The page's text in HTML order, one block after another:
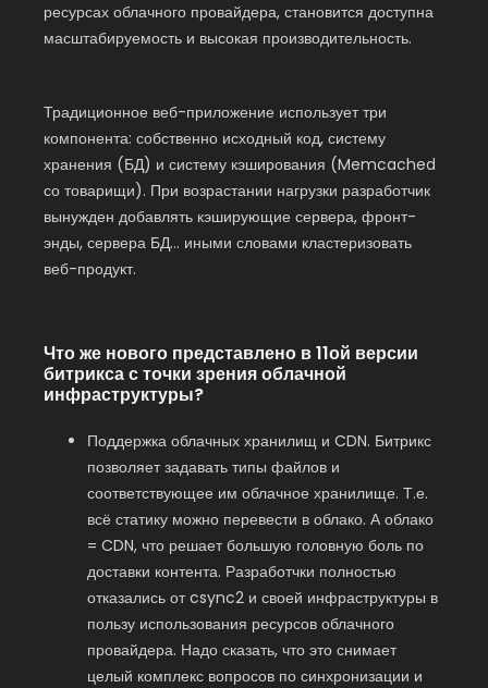
ресурсах облачного провайдера, становится доступна
масштабируемость и высокая производительность.
Традиционное веб-приложение использует три
компонента: собственно исходный код, систему
хранения (БД) и систему кэширования (Memcached
со товарищи). При возрастании нагрузки разработчик
вынужден добавлять кэширующие сервера, фронт-
энды, сервера БД… иными словами кластеризовать
веб-продукт.
Что же нового представлено в 11ой версии
битрикса с точки зрения облачной
инфраструктуры?
Поддержка облачных хранилищ и CDN. Битрикс
позволяет задавать типы файлов и
соответствующее им облачное хранилище. Т.е.
всё статику можно перевести в облако. А облако
= CDN, что решает большую головную боль по
доставки контента. Разработчки полностью
отказались от csync2 и своей инфраструктуры в
пользу использования ресурсов облачного
провайдера. Надо сказать, что это снимает
целый комплекс вопросов по синхронизации и